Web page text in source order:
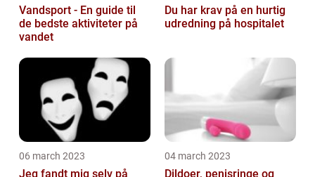
Vandsport - En guide til
de bedste aktiviteter på
vandet
Du har krav på en hurtig
udredning på hospitalet
06 march 2023
Jeg fandt mig selv på
04 march 2023
Dildoer, penisringe og